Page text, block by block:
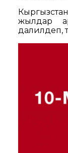
жылдар
далилдеп,